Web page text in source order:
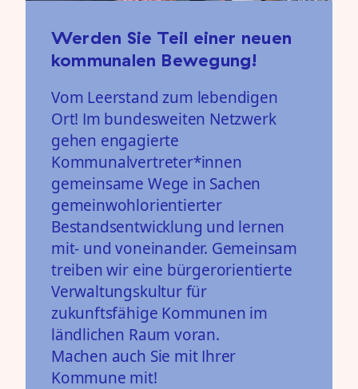
Werden Sie Teil einer neuen
kommunalen Bewegung!
Vom Leerstand zum lebendigen
Ort! Im bundesweiten Netzwerk
gehen engagierte
Kommunalvertreter*innen
gemeinsame Wege in Sachen
gemeinwohlorientierter
Bestandsentwicklung und lernen
mit- und voneinander. Gemeinsam
treiben wir eine bürgerorientierte
Verwaltungskultur für
zukunftsfähige Kommunen im
ländlichen Raum voran.
Machen auch Sie mit Ihrer
Kommune mit!